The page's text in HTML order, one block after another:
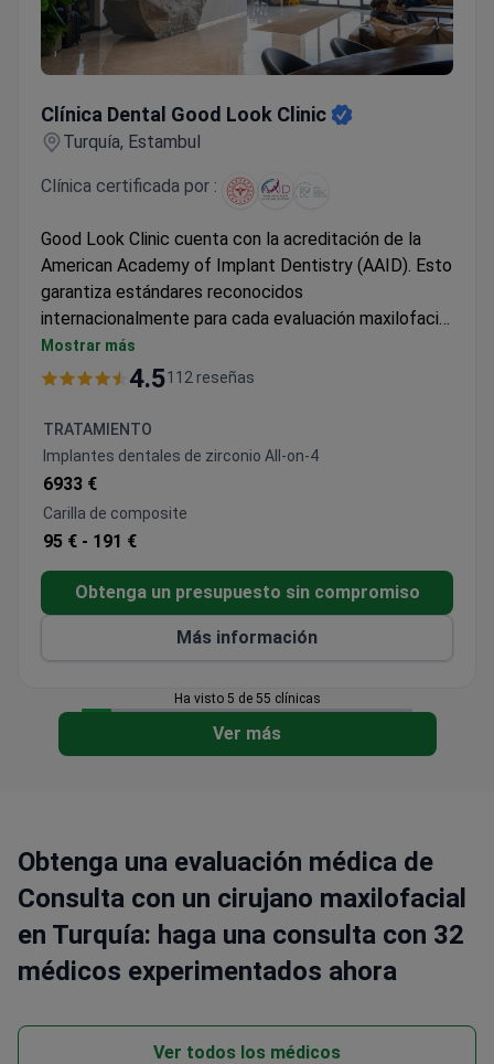
Clínica Dental Good Look Clinic
Turquía, Estambul
Clínica certificada por :
Good Look Clinic cuenta con la acreditación de la
American Academy of Implant Dentistry (AAID). Esto
garantiza estándares reconocidos
internacionalmente para cada evaluación maxilofacial
y diagnóstico de quiste maxilar. La consulta suele
costar entre 8.600 y 9.300 dólares. Esta tarifa es
examinar la mandíbula y la cavidad oral. Los
profesionales aquí se centran en identificar
problemas subyacentes antes de planificar cualquier
paso adicional. La clínica sigue protocolos estrictos
para mantener una alta precisión durante la
Mostrar más
4.5112 reseñas
TRATAMIENTO
Implantes dentales de zirconio All-on-4
6933 €
Carilla de composite
95 € - 191 €
Obtenga un presupuesto sin compromiso
Más información
Ha visto 5 de 55 clínicas
Ver más
Obtenga una evaluación médica de
Consulta con un cirujano maxilofacial
en Turquía: haga una consulta con 32
médicos experimentados ahora
Ver todos los médicos